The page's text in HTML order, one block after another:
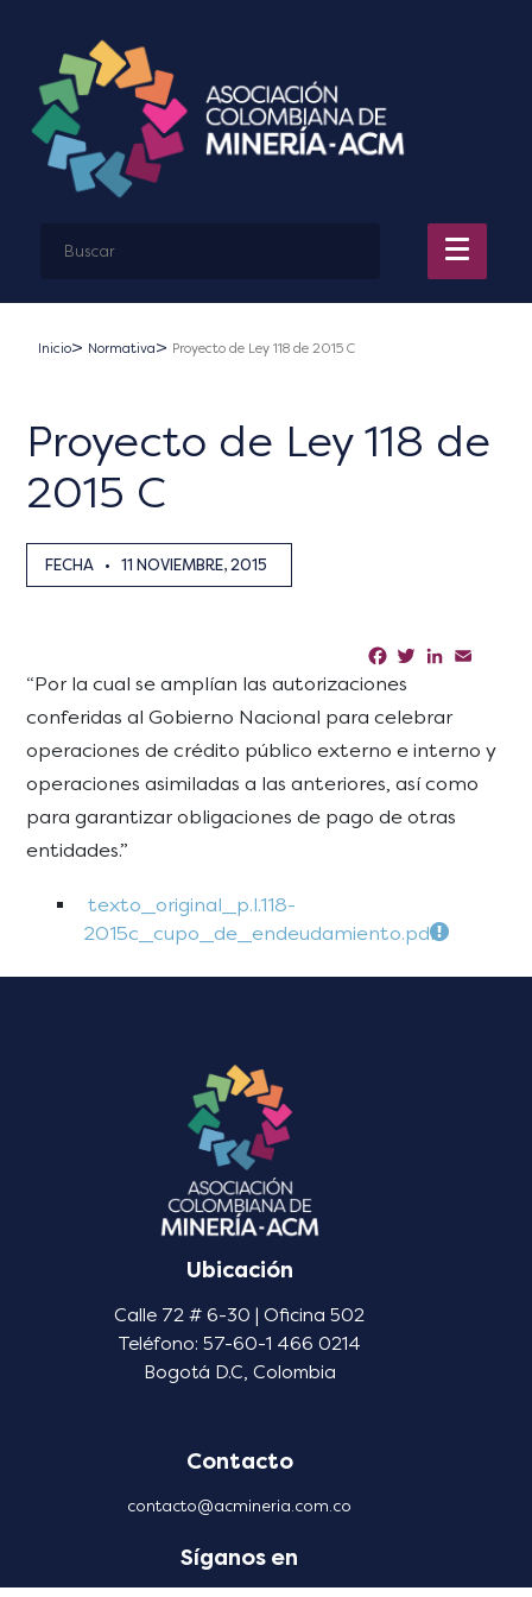
Inicio Normativa Proyecto de Ley 118 de 2015 C
Proyecto de Ley 118 de
2015 C
FECHA • 11 NOVIEMBRE, 2015
Facebook
TwitterLinkedIn
“Por la cual se amplían las autorizaciones
conferidas al Gobierno Nacional para celebrar
operaciones de crédito público externo e interno y
operaciones asimiladas a las anteriores, así como
para garantizar obligaciones de pago de otras
entidades.”
texto_original_p.l.118-
2015c_cupo_de_endeudamiento.pdf
Ubicación
Calle 72 # 6-30 | Oficina 502
Teléfono: 57-60-1 466 0214
Bogotá D.C, Colombia
Contacto
contacto@acmineria.com.co
Síganos en